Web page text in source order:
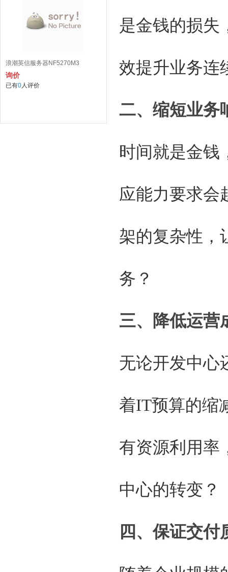
浪潮英信服务器NF5270M3
询价
已有0人评价
是金钱的损失
效提升业务连
二、缩短业务
时间就是金钱
应能力要求会
架的复杂性，
务？
三、降低运营
无论开发中心
着IT预算的缩
有资源利用率
中心的转变？
四、保证交付